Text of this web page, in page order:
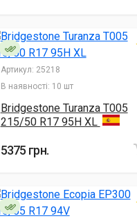
Артикул: 25218
В наявності: 10 шт
Bridgestone Turanza T005
215/50 R17 95H XL
5375 грн.